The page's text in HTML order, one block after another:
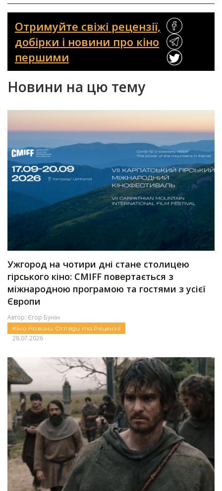
Отримуйте свіжі рецензії,
добірки і новини про кіно
першими
Новини на цю тему
Ужгород на чотири дні стане столицею
гірського кіно: CMIFF повертається з
міжнародною програмою та гостями з усієї
Європи
Автор: Єгор Бунін
Кіно Новини Огляди та Рецензії
28.07.2026